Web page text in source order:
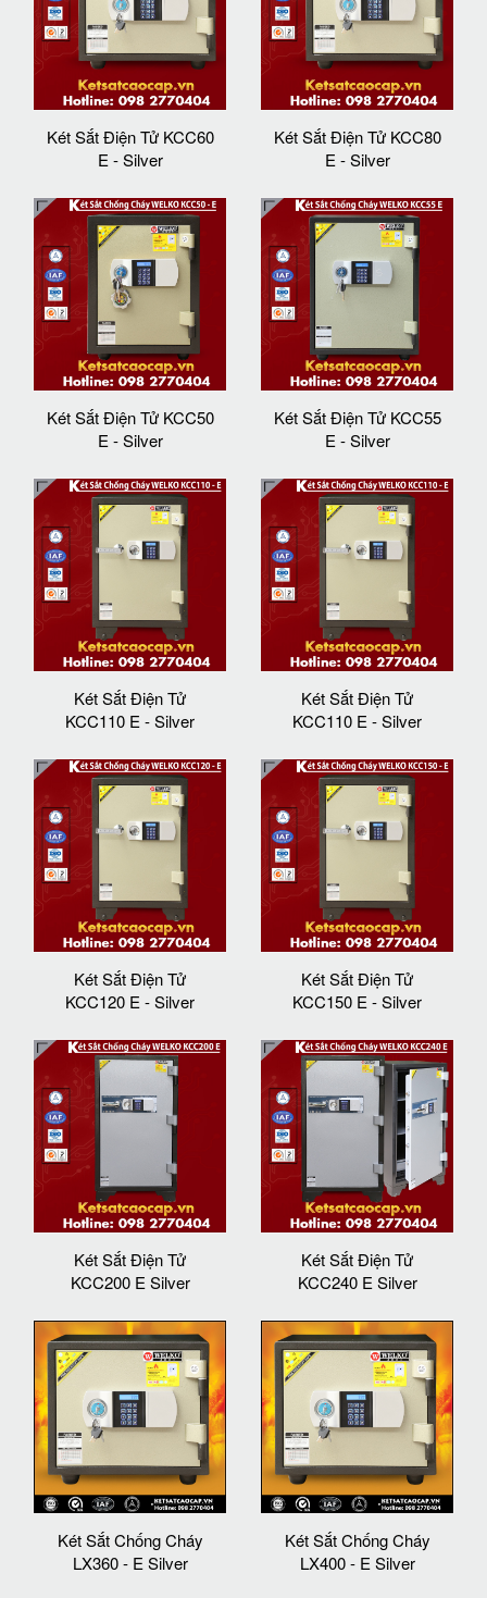
Két Sắt Điện Tử KCC60
E - Silver
Két Sắt Điện Tử KCC80
E - Silver
Két Sắt Điện Tử KCC50
E - Silver
Két Sắt Điện Tử KCC55
E - Silver
Két Sắt Điện Tử
KCC110 E - Silver
Két Sắt Điện Tử
KCC110 E - Silver
Két Sắt Điện Tử
KCC120 E - Silver
Két Sắt Điện Tử
KCC150 E - Silver
Két Sắt Điện Tử
KCC200 E Silver
Két Sắt Điện Tử
KCC240 E Silver
Két Sắt Chống Cháy
LX360 - E Silver
Két Sắt Chống Cháy
LX400 - E Silver